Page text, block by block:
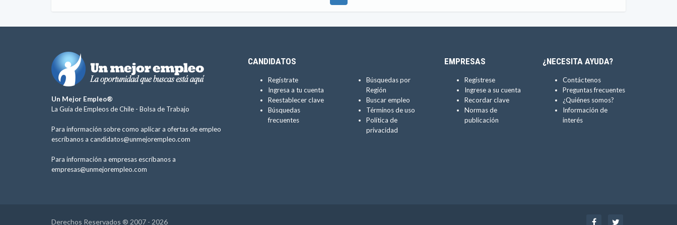
Un Mejor Empleo®
La Guía de Empleos de Chile - Bolsa de Trabajo
Para información sobre como aplicar a ofertas de empleo
escríbanos a candidatos@unmejorempleo.com
Para información a empresas escríbanos a
empresas@unmejorempleo.com
CANDIDATOS
Regístrate
Ingresa a tu cuenta
Reestablecer clave
Búsquedas
frecuentes
Búsquedas por
Región
Buscar empleo
Términos de uso
Política de
privacidad
EMPRESAS
Regístrese
Ingrese a su cuenta
Recordar clave
Normas de
publicación
¿NECESITA AYUDA?
Contáctenos
Preguntas frecuentes
¿Quiénes somos?
Información de
interés
Derechos Reservados ® 2007 - 2026 FacebookTwitter